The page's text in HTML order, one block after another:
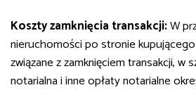
Koszty zamknięcia transakcji:W
nieruchomości po stronie
związane z zamknięciem transakcji, w
notarialna i inne opłaty notarialne